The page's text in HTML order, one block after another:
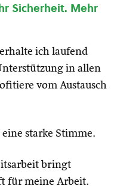
Sicherheit. Mehr
erhalte ich laufend
in allen
vom Austausch
starke Stimme.
bringt
für meine Arbeit.